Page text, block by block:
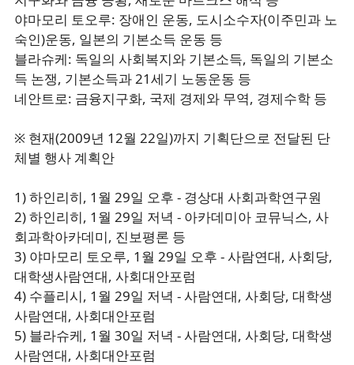
야마모리 토오루: 장애인 운동, 도시소수자(이주민과 노
숙인)운동, 일본의 기본소득 운동 등
블라슈케: 독일의 사회복지와 기본소득, 독일의 기본소
득 논쟁, 기본소득과 21세기 노동운동 등
네안트로: 금융지구화, 국제 경제와 무역, 경제수학 등
※ 현재(2009년 12월 22일)까지 기획단으로 전달된 단
체별 행사 계획안
1) 하인리히, 1월 29일 오후 - 경상대 사회과학연구원
2) 하인리히, 1월 29일 저녁 - 아카데미아 코뮤닉스, 사
회과학아카데미, 진보평론 등
3) 야마모리 토오루, 1월 29일 오후 - 사람연대, 사회당,
대학생사람연대, 사회대안포럼
4) 수플리시, 1월 29일 저녁 - 사람연대, 사회당, 대학생
사람연대, 사회대안포럼
5) 블라슈케, 1월 30일 저녁 - 사람연대, 사회당, 대학생
사람연대, 사회대안포럼